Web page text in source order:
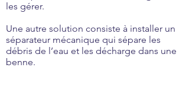
les gérer.
Une autre solution consiste à installer un
séparateur mécanique qui sépare les
débris de l’eau et les décharge dans une
benne.